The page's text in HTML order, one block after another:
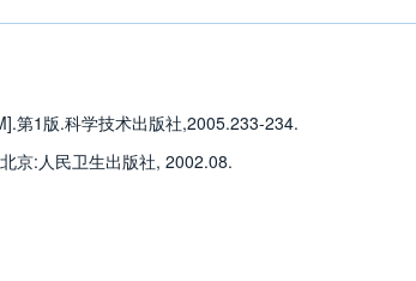
第1版.科学技术出版社,2005.233-234.
京:人民卫生出版社, 2002.08.